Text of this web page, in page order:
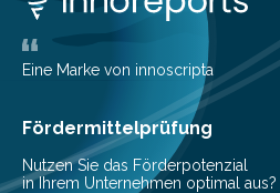
Zwanzigfache. Ein kleiner
Die elektrische Leistung
einer bestimmten Zeitspanne
Eine Marke von innoscripta
Fördermittelprüfung
Nutzen Sie das Förderpotenzial
in Ihrem Unternehmen optimal aus?